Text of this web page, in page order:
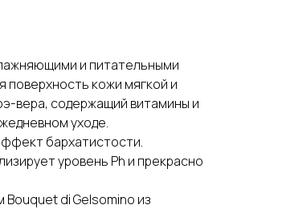
и питательными
кожи мягкой и
вера, содержащий витамины и
уходе.
бархатистости.
уровень Ph и прекрасно
di Gelsomino из